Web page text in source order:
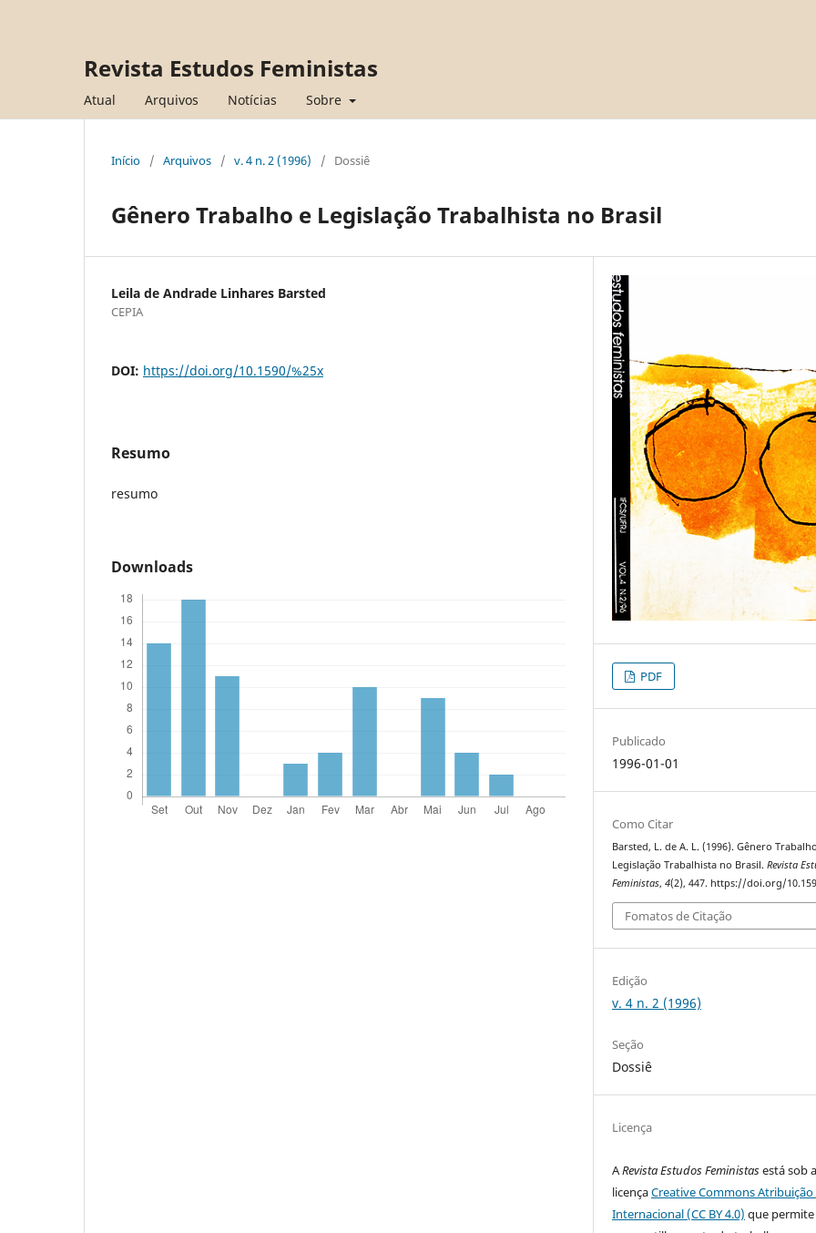
Revista Estudos Feministas
Atual Arquivos Notícias Sobre
Início / Arquivos / v. 4 n. 2 (1996) / Dossiê
Gênero Trabalho e Legislação Trabalhista no Brasil
Leila de Andrade Linhares Barsted
CEPIA
DOI: https://doi.org/10.1590/%25x
Resumo
resumo
Downloads
PDF
Publicado
1996-01-01
Como Citar
Barsted, L. de A. L. (1996). Gênero
Legislação Trabalhista no Brasil.Revista
Feministas,4(2), 447. https://doi.org/
Fomatos de Citação
Edição
v. 4 n. 2 (1996)
Seção
Dossiê
Licença
ARevista Estudos Feministasestá sob a
licençaCreative Commons Atribuição
Internacional (CC BY 4.0) que